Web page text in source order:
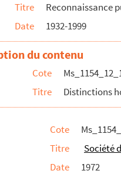
(Suède)
Titre
Reconnaissance
Date
1932-1999
du contenu
Cote
Titre
Distinctions
Cote
Titre
Société
Date
1972